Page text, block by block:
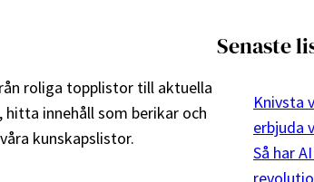
roliga topplistor till aktuella
innehåll som berikar och
kunskapslistor.
Senaste
Knivsta
erbjuda
Så har